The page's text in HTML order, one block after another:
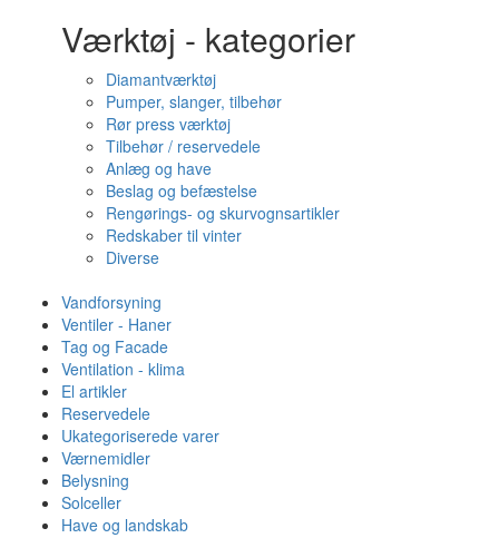
Værktøj - kategorier
Diamantværktøj
Pumper, slanger, tilbehør
Rør press værktøj
Tilbehør / reservedele
Anlæg og have
Beslag og befæstelse
Rengørings- og skurvognsartikler
Redskaber til vinter
Diverse
Vandforsyning
Ventiler - Haner
Tag og Facade
Ventilation - klima
El artikler
Reservedele
Ukategoriserede varer
Værnemidler
Belysning
Solceller
Have og landskab